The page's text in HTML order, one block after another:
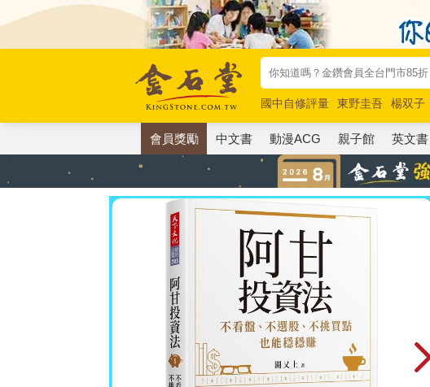
國中自修評量 東野圭吾 楊双子
唯紅花綻放
奧德賽 路邊攤新作
會員獎勵 中文書 動漫ACG 親子館 英文書